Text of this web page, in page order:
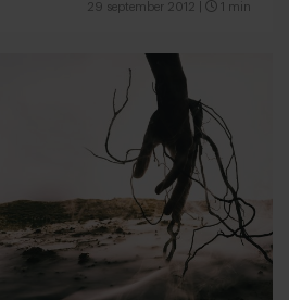
29 september 2012 1 min